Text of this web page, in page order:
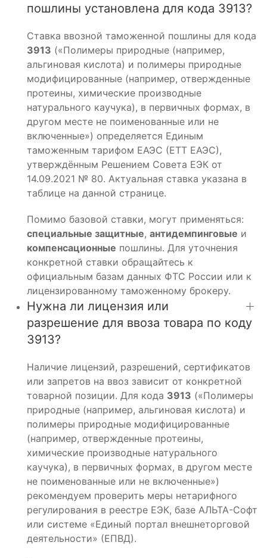
пошлины установлена для кода 3913?
Ставка ввозной таможенной пошлины для кода
3913 («Полимеры природные (например,
альгиновая кислота) и полимеры природные
модифицированные (например, отвержденные
протеины, химические производные
натурального каучука), в первичных формах, в
другом месте не поименованные или не
включенные») определяется Единым
таможенным тарифом ЕАЭС (ЕТТ ЕАЭС),
утверждённым Решением Совета ЕЭК от
14.09.2021 № 80. Актуальная ставка указана в
таблице на данной странице.
Помимо базовой ставки, могут применяться:
специальные защитные, антидемпинговые и
компенсационные пошлины. Для уточнения
конкретной ставки обращайтесь к
официальным базам данных ФТС России или к
лицензированному таможенному брокеру.
Нужна ли лицензия или
разрешение для ввоза товара по коду
3913?
Наличие лицензий, разрешений, сертификатов
или запретов на ввоз зависит от конкретной
товарной позиции. Для кода 3913 («Полимеры
природные (например, альгиновая кислота) и
полимеры природные модифицированные
(например, отвержденные протеины,
химические производные натурального
каучука), в первичных формах, в другом месте
не поименованные или не включенные»)
рекомендуем проверить меры нетарифного
регулирования в реестре ЕЭК, базе АЛЬТА-Софт
или системе «Единый портал внешнеторговой
деятельности» (ЕПВД).